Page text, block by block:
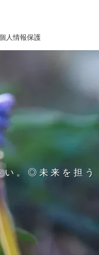
人情報保護
い。◎未来を担う